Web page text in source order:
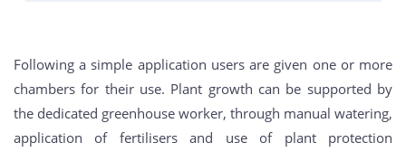
Following a simple application users are given one or more
chambers for their use. Plant growth can be supported by
the dedicated greenhouse worker, through manual watering,
application of fertilisers and use of plant protection